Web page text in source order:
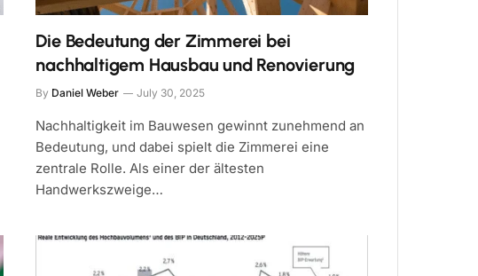
Die Bedeutung der Zimmerei bei
nachhaltigem Hausbau und Renovierung
By Daniel Weber July 30, 2025
Nachhaltigkeit im Bauwesen gewinnt zunehmend an
Bedeutung, und dabei spielt die Zimmerei eine
zentrale Rolle. Als einer der ältesten
Handwerkszweige…